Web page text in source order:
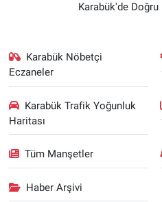
Karabük'de
Karabük Nöbetçi
Eczaneler
Karabük Trafik Yoğunluk
Haritası
Tüm Manşetler
Haber Arşivi